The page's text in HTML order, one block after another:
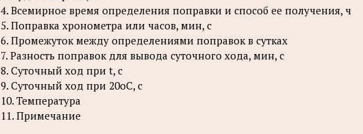
4. Всемирное время определения поправки и способ ее получения, ч
5. Поправка хронометра или часов, мин, с
6. Промежуток между определениями поправок в сутках
7. Разность поправок для вывода суточного хода, мин, с
8. Суточный ход при t, с
9. Суточный ход при 20оС, с
10. Температура
11. Примечание